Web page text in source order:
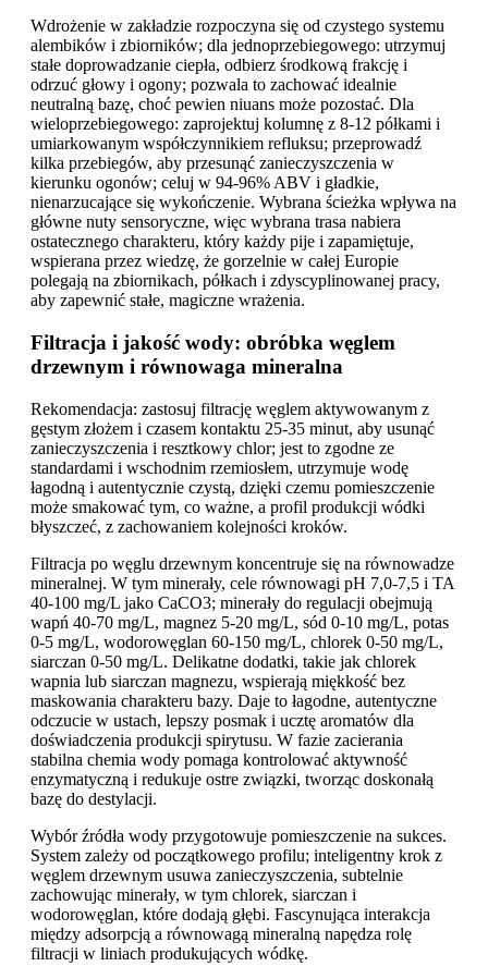
Wdrożenie w zakładzie rozpoczyna się od czystego systemu
alembików i zbiorników; dla jednoprzebiegowego: utrzymuj
stałe doprowadzanie ciepła, odbierz środkową frakcję i
odrzuć głowy i ogony; pozwala to zachować idealnie
neutralną bazę, choć pewien niuans może pozostać. Dla
wieloprzebiegowego: zaprojektuj kolumnę z 8-12 półkami i
umiarkowanym współczynnikiem refluksu; przeprowadź
kilka przebiegów, aby przesunąć zanieczyszczenia w
kierunku ogonów; celuj w 94-96% ABV i gładkie,
nienarzucające się wykończenie. Wybrana ścieżka wpływa na
główne nuty sensoryczne, więc wybrana trasa nabiera
ostatecznego charakteru, który każdy pije i zapamiętuje,
wspierana przez wiedzę, że gorzelnie w całej Europie
polegają na zbiornikach, półkach i zdyscyplinowanej pracy,
aby zapewnić stałe, magiczne wrażenia.
Filtracja i jakość wody: obróbka węglem
drzewnym i równowaga mineralna
Rekomendacja: zastosuj filtrację węglem aktywowanym z
gęstym złożem i czasem kontaktu 25-35 minut, aby usunąć
zanieczyszczenia i resztkowy chlor; jest to zgodne ze
standardami i wschodnim rzemiosłem, utrzymuje wodę
łagodną i autentycznie czystą, dzięki czemu pomieszczenie
może smakować tym, co ważne, a profil produkcji wódki
błyszczeć, z zachowaniem kolejności kroków.
Filtracja po węglu drzewnym koncentruje się na równowadze
mineralnej. W tym minerały, cele równowagi pH 7,0-7,5 i TA
40-100 mg/L jako CaCO3; minerały do regulacji obejmują
wapń 40-70 mg/L, magnez 5-20 mg/L, sód 0-10 mg/L, potas
0-5 mg/L, wodorowęglan 60-150 mg/L, chlorek 0-50 mg/L,
siarczan 0-50 mg/L. Delikatne dodatki, takie jak chlorek
wapnia lub siarczan magnezu, wspierają miękkość bez
maskowania charakteru bazy. Daje to łagodne, autentyczne
odczucie w ustach, lepszy posmak i ucztę aromatów dla
doświadczenia produkcji spirytusu. W fazie zacierania
stabilna chemia wody pomaga kontrolować aktywność
enzymatyczną i redukuje ostre związki, tworząc doskonałą
bazę do destylacji.
Wybór źródła wody przygotowuje pomieszczenie na sukces.
System zależy od początkowego profilu; inteligentny krok z
węglem drzewnym usuwa zanieczyszczenia, subtelnie
zachowując minerały, w tym chlorek, siarczan i
wodorowęglan, które dodają głębi. Fascynująca interakcja
między adsorpcją a równowagą mineralną napędza rolę
filtracji w liniach produkujących wódkę.